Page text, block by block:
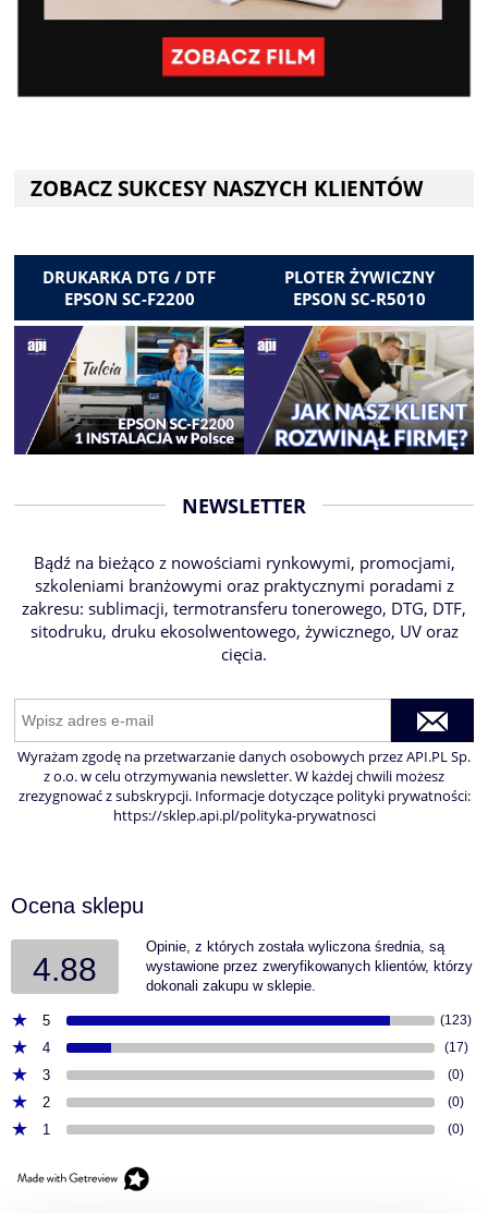
ZOBACZ SUKCESY NASZYCH KLIENTÓW
DRUKARKA DTG / DTF
EPSON SC-F2200
PLOTER ŻYWICZNY
EPSON SC-R5010
NEWSLETTER
Bądź na bieżąco z nowościami rynkowymi, promocjami,
szkoleniami branżowymi oraz praktycznymi poradami z
zakresu: sublimacji, termotransferu tonerowego, DTG, DTF,
sitodruku, druku ekosolwentowego, żywicznego, UV oraz
cięcia.
Wyrażam zgodę na przetwarzanie danych osobowych przez API.PL Sp.
z o.o. w celu otrzymywania newsletter. W każdej chwili możesz
zrezygnować z subskrypcji. Informacje dotyczące polityki prywatności:
https://sklep.api.pl/polityka-prywatnosci
Ocena sklepu
4.88
Opinie, z których została wyliczona średnia, są
wystawione przez zweryfikowanych klientów, którzy
dokonali zakupu w sklepie.
5 (123)
4 (17)
3 (0)
2 (0)
1 (0)